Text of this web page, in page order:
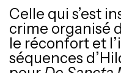
Celle qui s’est
crime organisé
le réconfort et
séquences